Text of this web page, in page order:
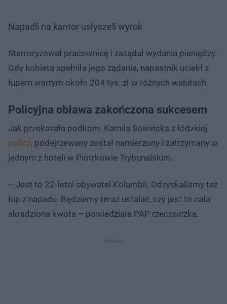
Napadli na kantor usłyszeli wyrok
Sterroryzował pracownicę i zażądał wydania pieniędzy.
Gdy kobieta spełniła jego żądania, napastnik uciekł z
łupem wartym około 204 tys. zł w różnych walutach.
Policyjna obława zakończona sukcesem
Jak przekazała podkom. Kamila Sowińska z łódzkiej
policji, podejrzewany został namierzony i zatrzymany w
jednym z hoteli w Piotrkowie Trybunalskim.
– Jest to 22‑letni obywatel Kolumbii. Odzyskaliśmy też
łup z napadu. Będziemy teraz ustalać, czy jest to cała
skradziona kwota – powiedziała PAP rzeczniczka.